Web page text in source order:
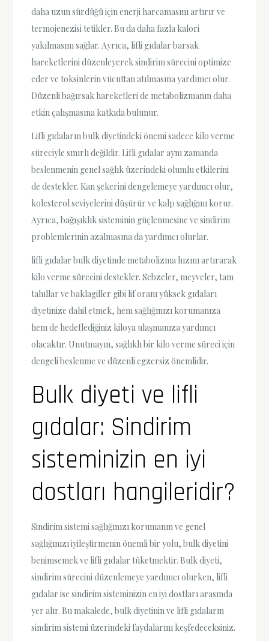
daha uzun sürdüğü için enerji harcamasını artırır ve
termojenezisi tetikler. Bu da daha fazla kalori
yakılmasını sağlar. Ayrıca, lifli gıdalar barsak
hareketlerini düzenleyerek sindirim sürecini optimize
eder ve toksinlerin vücuttan atılmasına yardımcı olur.
Düzenli bağırsak hareketleri de metabolizmanın daha
etkin çalışmasına katkıda bulunur.
Lifli gıdaların bulk diyetindeki önemi sadece kilo verme
süreciyle sınırlı değildir. Lifli gıdalar aynı zamanda
beslenmenin genel sağlık üzerindeki olumlu etkilerini
de destekler. Kan şekerini dengelemeye yardımcı olur,
kolesterol seviyelerini düşürür ve kalp sağlığını korur.
Ayrıca, bağışıklık sisteminin güçlenmesine ve sindirim
problemlerinin azalmasına da yardımcı olurlar.
lifli gıdalar bulk diyetinde metabolizma hızını artırarak
kilo verme sürecini destekler. Sebzeler, meyveler, tam
tahıllar ve baklagiller gibi lif oranı yüksek gıdaları
diyetinize dahil etmek, hem sağlığınızı korumanıza
hem de hedeflediğiniz kiloya ulaşmanıza yardımcı
olacaktır. Unutmayın, sağlıklı bir kilo verme süreci için
dengeli beslenme ve düzenli egzersiz önemlidir.
Bulk diyeti ve lifli
gıdalar: Sindirim
sisteminizin en iyi
dostları hangileridir?
Sindirim sistemi sağlığınızı korumanın ve genel
sağlığınızı iyileştirmenin önemli bir yolu, bulk diyetini
benimsemek ve lifli gıdalar tüketmektir. Bulk diyeti,
sindirim sürecini düzenlemeye yardımcı olurken, lifli
gıdalar ise sindirim sisteminizin en iyi dostları arasında
yer alır. Bu makalede, bulk diyetinin ve lifli gıdaların
sindirim sistemi üzerindeki faydalarını keşfedeceksiniz.